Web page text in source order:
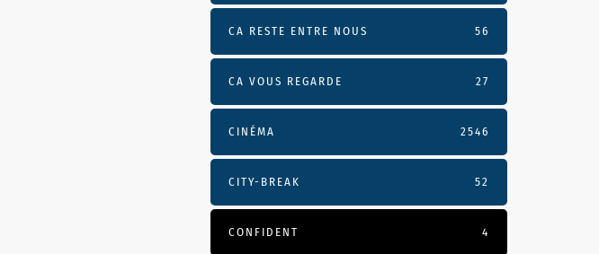
CA RESTE ENTRE NOUS 56
CA VOUS REGARDE 27
CINÉMA 2546
CITY-BREAK 52
CONFIDENT 4